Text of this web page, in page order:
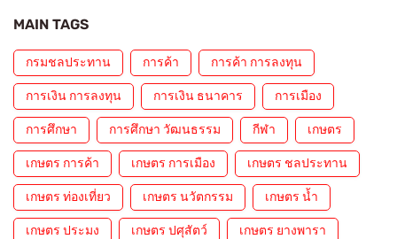
MAIN TAGS
กรมชลประทาน การค้า การค้า การลงทุน
การเงิน การลงทุน การเงิน ธนาคาร การเมือง
การศึกษา การศึกษา วัฒนธรรม กีฬา เกษตร
เกษตร การค้า เกษตร การเมือง เกษตร ชลประทาน
เกษตร ท่องเที่ยว เกษตร นวัตกรรม เกษตร น้ำ
เกษตร ประมง เกษตร ปศุสัตว์ เกษตร ยางพารา